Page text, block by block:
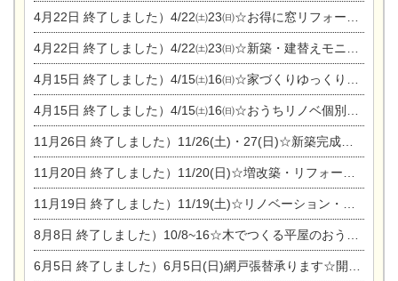
4月22日 終了しました）4/22㈯23㈰☆お得に窓リフォーム個別相談会
4月22日 終了しました）4/22㈯23㈰☆新築・建替えモニター募集個別相談会
4月15日 終了しました）4/15㈯16㈰☆家づくりゆっくりじっくり個別相談会
4月15日 終了しました）4/15㈯16㈰☆おうちリノベ個別相談会
11月26日 終了しました）11/26(土)・27(日)☆新築完成見学会 in一宮市あずら
11月20日 終了しました）11/20(日)☆増改築・リフォームまつり＆秋の味覚まつり＆芸術祭
11月19日 終了しました）11/19(土)☆リノベーション・家の修理まつり＆増改築・リフォームまつりin扶桑ゴルフ
8月8日 終了しました）10/8~16☆木でつくる平屋のおうちのつくり方【完全予約制】
6月5日 終了しました）6月5日(日)網戸張替承ります☆開催！